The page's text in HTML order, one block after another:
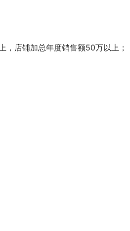
，店铺加总年度销售额50万以上；